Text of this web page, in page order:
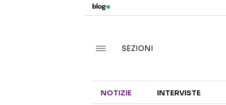
SEZIONI
NOTIZIE INTERVISTE